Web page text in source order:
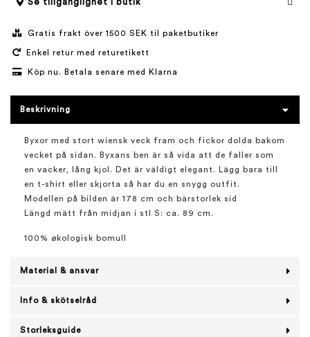
Gratis frakt över 1500 SEK til paketbutiker
Enkel retur med returetikett
Köp nu. Betala senare med Klarna
Beskrivning
Byxor med stort wiensk veck fram och fickor dolda bakom
vecket på sidan. Byxans ben är så vida att de faller som
en vacker, lång kjol. Det är väldigt elegant. Lägg bara till
en t-shirt eller skjorta så har du en snygg outfit.
Modellen på bilden är 178 cm och bärstorlek sid
Längd mätt från midjan i stl S: ca. 89 cm.
100% økologisk bomull
Material & ansvar
Info & skötselråd
Storleksguide